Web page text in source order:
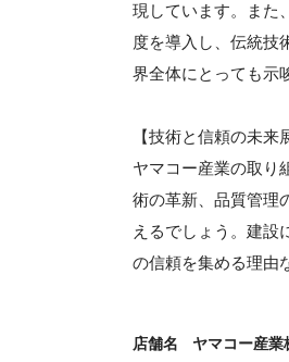
現しています。また
度を導入し、伝統技
界全体にとっても示
【技術と信頼の未来
ヤマコー産業の取り
術の革新、品質管理
えるでしょう。建設
の信頼を集める理由
店舗名 ヤマコー産業